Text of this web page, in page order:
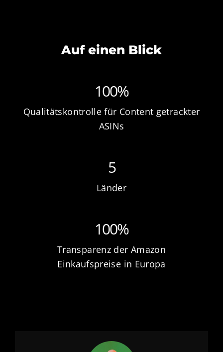
Auf einen Blick
100%
Qualitätskontrolle für Content getrackter
ASINs
5
Länder
100%
Transparenz der Amazon
Einkaufspreise in Europa